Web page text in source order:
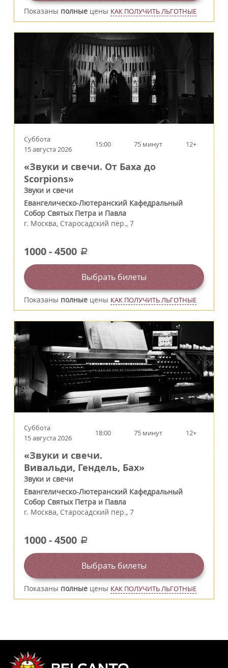
Показаны полные цены КАК ПОЛУЧИТЬ ЛЬГОТНЫЕ
Суббота
15 августа 2026
15:00 75 минут 12+
«Звуки и свечи. От Баха до
Scorpions»
Звуки и свечи
Евангелическо-Лютеранский Кафедральный
Собор Святых Петра и Павла
г. Москва, Старосадский пер., 7
1000-4500 a
Выбрать билеты
Показаны полные цены КАК ПОЛУЧИТЬ ЛЬГОТНЫЕ
Суббота
15 августа 2026
18:00 75 минут 12+
«Звуки и свечи.
Вивальди, Гендель, Бах»
Звуки и свечи
Евангелическо-Лютеранский Кафедральный
Собор Святых Петра и Павла
г. Москва, Старосадский пер., 7
1000-4500 a
Выбрать билеты
Показаны полные цены КАК ПОЛУЧИТЬ ЛЬГОТНЫЕ